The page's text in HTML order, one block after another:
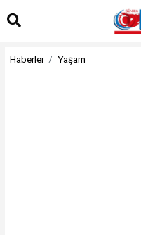
Haberler Yaşam